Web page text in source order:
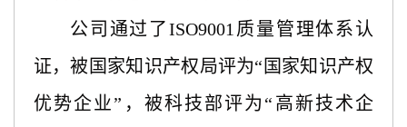
公司通过了ISO9001质量管理体系认
证，被国家知识产权局评为“国家知识产权
优势企业”，被科技部评为“高新技术企